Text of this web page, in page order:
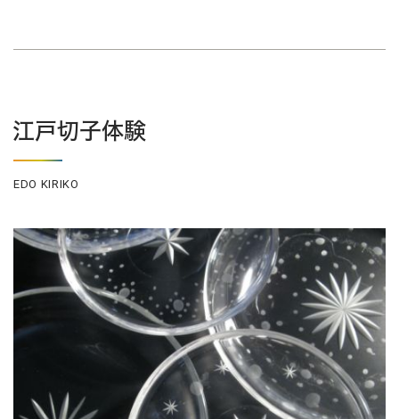
江戸切子体験
EDO KIRIKO